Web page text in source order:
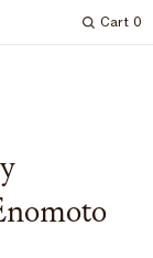
Search
Cart 0